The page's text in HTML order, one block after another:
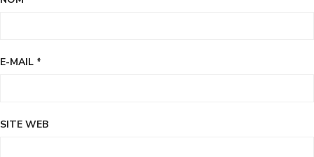
E-MAIL *
SITE WEB